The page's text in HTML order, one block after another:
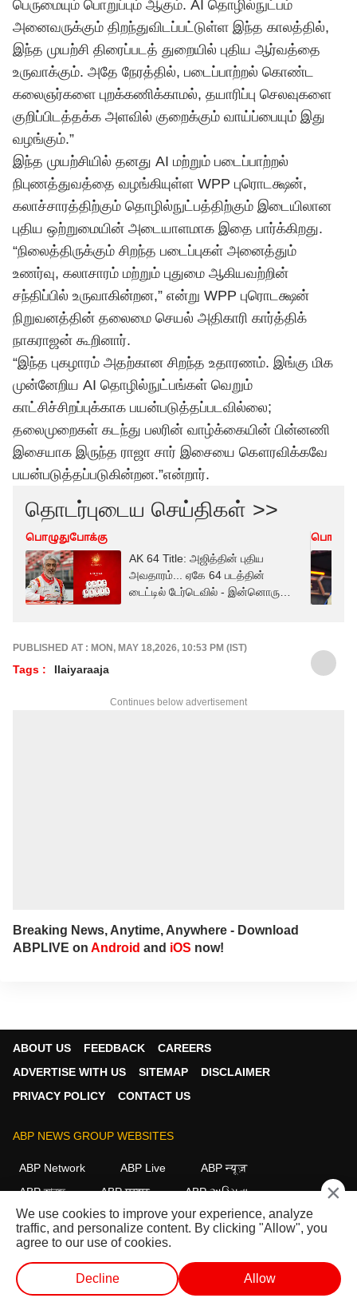
பெருமையும் பொறுப்பும் ஆகும். AI தொழில்நுட்பம்
அனைவருக்கும் திறந்துவிடப்பட்டுள்ள இந்த காலத்தில்,
இந்த முயற்சி திரைப்படத் துறையில் புதிய ஆர்வத்தை
உருவாக்கும். அதே நேரத்தில், படைப்பாற்றல் கொண்ட
கலைஞர்களை புறக்கணிக்காமல், தயாரிப்பு செலவுகளை
குறிப்பிடத்தக்க அளவில் குறைக்கும் வாய்ப்பையும் இது
வழங்கும்.”
இந்த முயற்சியில் தனது AI மற்றும் படைப்பாற்றல்
நிபுணத்துவத்தை வழங்கியுள்ள WPP புரொடக்ஷன்,
கலாச்சாரத்திற்கும் தொழில்நுட்பத்திற்கும் இடையிலான
புதிய ஒற்றுமையின் அடையாளமாக இதை பார்க்கிறது.
“நிலைத்திருக்கும் சிறந்த படைப்புகள் அனைத்தும்
உணர்வு, கலாசாரம் மற்றும் புதுமை ஆகியவற்றின்
சந்திப்பில் உருவாகின்றன,” என்று WPP புரொடக்ஷன்
நிறுவனத்தின் தலைமை செயல் அதிகாரி கார்த்திக்
நாகராஜன் கூறினார்.
“இந்த புகழாரம் அதற்கான சிறந்த உதாரணம். இங்கு மிக
முன்னேறிய AI தொழில்நுட்பங்கள் வெறும்
காட்சிச்சிறப்புக்காக பயன்படுத்தப்படவில்லை;
தலைமுறைகள் கடந்து பலரின் வாழ்க்கையின் பின்னணி
இசையாக இருந்த ராஜா சார் இசையை கௌரவிக்கவே
பயன்படுத்தப்படுகின்றன.”என்றார்.
தொடர்புடைய செய்திகள் >>
பொழுதுபோக்கு
AK 64 Title: அஜித்தின் புதிய
அவதாரம்... ஏகே 64 படத்தின்
டைட்டில் டேர்டெவில் - இன்னொரு
PUBLISHED AT : MON, MAY 18,2026, 10:53 PM (IST)
Tags : Ilaiyaraaja
Continues below advertisement
Breaking News, Anytime, Anywhere - Download
ABPLIVE on Android and iOS now!
ABOUT US FEEDBACK
CAREERS
ADVERTISE WITH US
SITEMAP
DISCLAIMER
PRIVACY POLICY
CONTACT US
ABP NEWS GROUP WEBSITES
ABP Network ABP Live
ABP न्यूज़
ABP আনন্দ
ABP माझा
ABP અસ્મિતા
ABP Ganga
ABP ਸਾਂਝਾ ABP நாடு ABP దేశం
FOLLOW US
×
We use cookies to improve your experience, analyze
traffic, and personalize content. By clicking "Allow", you
agree to our use of cookies.
Decline Allow